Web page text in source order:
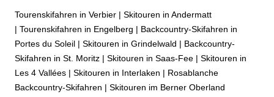
Tourenskifahren in Verbier | Skitouren in Andermatt
| Tourenskifahren in Engelberg | Backcountry-Skifahren in
Portes du Soleil | Skitouren in Grindelwald | Backcountry-
Skifahren in St. Moritz | Skitouren in Saas-Fee | Skitouren in
Les 4 Vallées | Skitouren in Interlaken | Rosablanche
Backcountry-Skifahren | Skitouren im Berner Oberland